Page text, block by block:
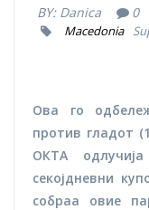
BY: Danica 0
Macedonia
Ова го
против гладот
ОКТА
секојдневни
собраа овие